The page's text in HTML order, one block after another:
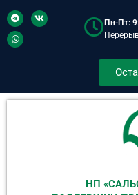
Пн-Пт:
НП